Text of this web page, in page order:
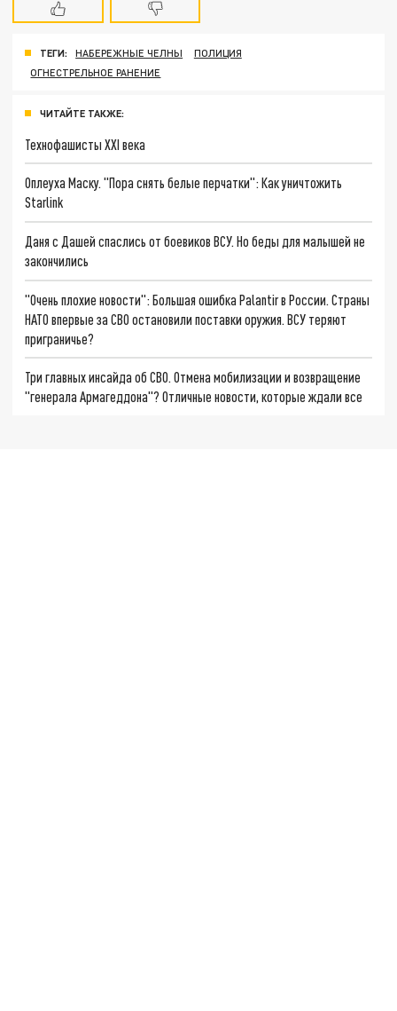
ТЕГИ: НАБЕРЕЖНЫЕ ЧЕЛНЫ
ПОЛИЦИЯ
ОГНЕСТРЕЛЬНОЕ РАНЕНИЕ
ЧИТАЙТЕ ТАКЖЕ:
Технофашисты XXI века
Оплеуха Маску. "Пора снять белые перчатки": Как уничтожить
Starlink
Даня с Дашей спаслись от боевиков ВСУ. Но беды для малышей не
закончились
"Очень плохие новости": Большая ошибка Palantir в России. Страны
НАТО впервые за СВО остановили поставки оружия. ВСУ теряют
приграничье?
Три главных инсайда об СВО. Отмена мобилизации и возвращение
"генерала Армагеддона"? Отличные новости, которые ждали все